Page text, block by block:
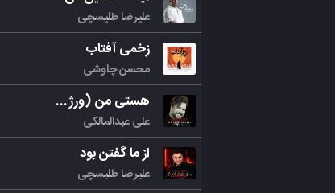
علیرضا طلیسچی
زخمی آفتاب
محسن چاوشی
هستی من (ورژن جدید)
علی عبدالمالکی
از ما گفتن بود
علیرضا طلیسچی